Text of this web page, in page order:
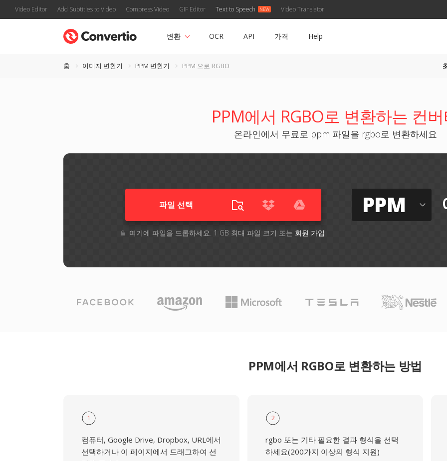
Video Editor Add Subtitles to Video Compress Video GIF Editor Text to Speech Video Translator
변환 OCR API 가격 Help
홈 이미지 변환기 PPM 변환기 PPM 으로 RGBO
PPM에서 RGBO로 변환하는 컨버
온라인에서 무료로 ppm 파일을 rgbo로 변환하세요
파일 선택
여기에 파일을 드롭하세요. 1 GB 최대 파일 크기 또는 회원 가입
PPM
PPM에서 RGBO로 변환하는 방법
1
컴퓨터, Google Drive, Dropbox, URL에서
선택하거나 이 페이지에서 드래그하여 선
2
rgbo 또는 기타 필요한 결과 형식을 선택
하세요(200가지 이상의 형식 지원)